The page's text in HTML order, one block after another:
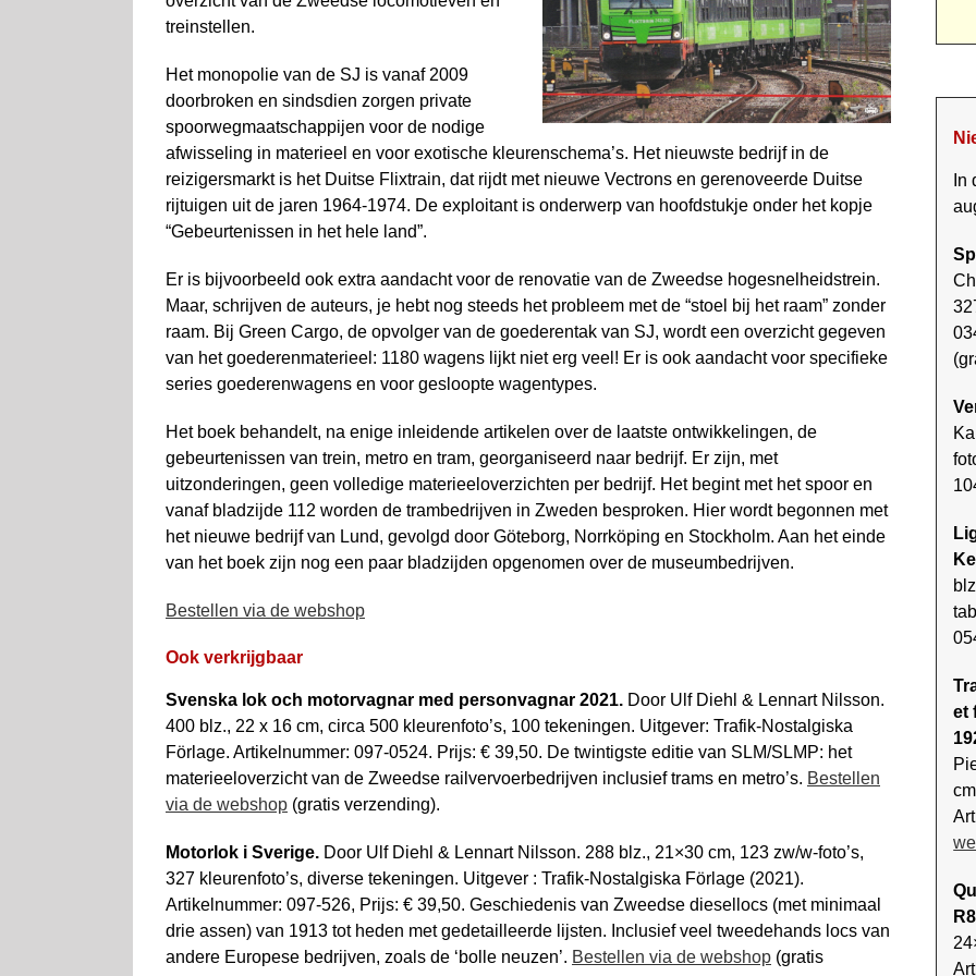
treinstellen.
Het monopolie van de SJ is vanaf 2009
doorbroken en sindsdien zorgen private
spoorwegmaatschappijen voor de nodige
afwisseling in materieel en voor exotische kleurenschema’s. Het nieuwste bedrijf in de
reizigersmarkt is het Duitse Flixtrain, dat rijdt met nieuwe Vectrons en gerenoveerde Duitse
rijtuigen uit de jaren 1964-1974. De exploitant is onderwerp van hoofdstukje onder het kopje
“Gebeurtenissen in het hele land”.
Er is bijvoorbeeld ook extra aandacht voor de renovatie van de Zweedse hoge­snelheidstrein.
Maar, schrijven de auteurs, je hebt nog steeds het probleem met de “stoel bij het raam” zonder
raam. Bij Green Cargo, de opvolger van de goederentak van SJ, wordt een overzicht gegeven
van het goederenmaterieel: 1180 wagens lijkt niet erg veel! Er is ook aandacht voor specifieke
series goederen­wagens en voor gesloopte wagentypes.
Het boek behandelt, na enige inleidende artikelen over de laatste ontwikkelingen, de
gebeurtenissen van trein, metro en tram, georganiseerd naar bedrijf. Er zijn, met
uitzonderingen, geen volledige materieeloverzichten per bedrijf. Het begint met het spoor en
vanaf bladzijde 112 worden de trambedrijven in Zweden besproken. Hier wordt begonnen met
het nieuwe bedrijf van Lund, gevolgd door Göteborg, Norrköping en Stockholm. Aan het einde
van het boek zijn nog een paar bladzijden opgenomen over de museumbedrijven.
Bestellen via de webshop
Ook verkrijgbaar
Svenska lok och motorvagnar med personvagnar 2021. Door Ulf Diehl & Lennart Nilsson.
400 blz., 22 x 16 cm, circa 500 kleurenfoto’s, 100 tekeningen. Uitgever: Trafik-Nostalgiska
Förlage. Artikelnummer: 097-0524. Prijs: € 39,50. De twintigste editie van SLM/SLMP: het
materieeloverzicht van de Zweedse rail­vervoerbedrijven inclusief trams en metro’s. Bestellen
via de webshop (gratis verzending).
Motorlok i Sverige. Door Ulf Diehl & Lennart Nilsson. 288 blz., 21×30 cm, 123 zw/w-foto’s,
327 kleurenfoto’s, diverse tekeningen. Uitgever : Trafik-Nostalgiska Förlage (2021).
Artikelnummer: 097-526, Prijs: € 39,50. Geschiedenis van Zweedse diesellocs (met minimaal
drie assen) van 1913 tot heden met ge­detail­leerde lijsten. Inclusief veel tweedehands locs van
andere Europese bedrijven, zoals de ‘bolle neuzen’. Bestellen via de webshop (gratis
In
et